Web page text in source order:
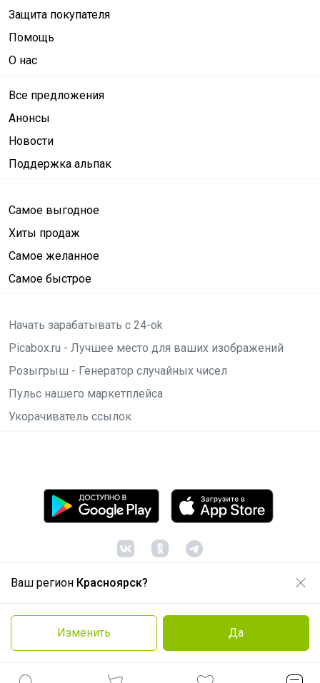
Ваш регион Красноярск?
Изменить Да
Защита покупателя
Помощь
О нас
Все предложения
Анонсы
Новости
Поддержка альпак
Самое выгодное
Хиты продаж
Самое желанное
Самое быстрое
Начать зарабатывать с 24-ok
Picabox.ru - Лучшее место для ваших изображений
Розыгрыш - Генератор случайных чисел
Пульс нашего маркетплейса
Укорачиватель ссылок
© ООО "Лявита", ОГРН 1122468054070, 2012 -2026
Политика конфиденциальности
Cоглашение пользователя